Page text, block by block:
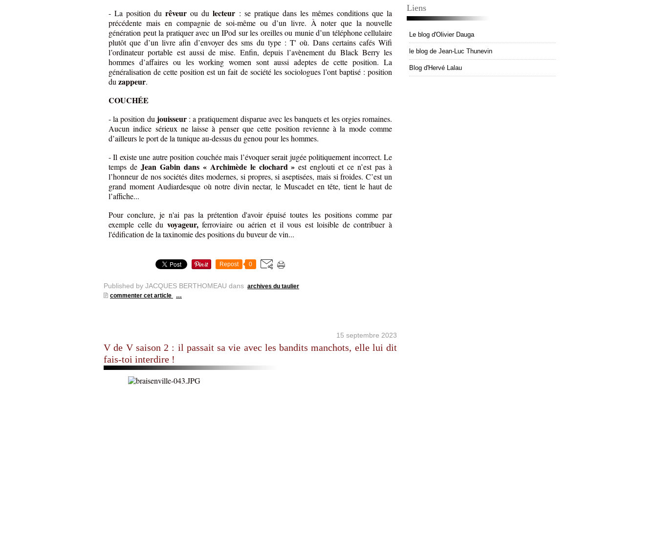
- La position durêveur ou dulecteur : se pratique dans les mêmes conditions que la
précédente mais en compagnie de soi-même ou d’un livre. À noter que la nouvelle
génération peut la pratiquer avec un IPod sur les oreilles ou munie d’un téléphone cellulaire
plutôt que d’un livre afin d’envoyer des sms du type : T' où. Dans certains cafés Wifi
l’ordinateur portable est aussi de mise. Enfin, depuis l’avènement du Black Berry les
hommes d’affaires ou les working women sont aussi adeptes de cette position. La
généralisation de cette position est un fait de société les sociologues l’ont baptisé : position
du zappeur.
COUCHÉE
- la position du jouisseur: a pratiquement disparue avec les banquets et les orgies romaines.
Aucun indice sérieux ne laisse à penser que cette position revienne à la mode comme
d’ailleurs le port de la tunique au-dessus du genou pour les hommes.
- Il existe une autre position couchée mais l’évoquer serait jugée politiquement incorrect. Le
temps de Jean Gabin dans « Archimède le clochard » est englouti et ce n’est pas à
l’honneur de nos sociétés dites modernes, si propres, si aseptisées, mais si froides. C’est un
grand moment Audiardesque où notre divin nectar, le Muscadet en tête, tient le haut de
l’affiche...
Pour conclure, je n'ai pas la prétention d'avoir épuisé toutes les positions comme par
exemple celle du voyageur,ferroviaire ou aérien et il vous est loisible de contribuer à
l'édification de la taxinomie des positions du buveur de vin...
Repost 0
Published by JACQUES BERTHOMEAU dans archives du taulier
commenter cet article
…
15 septembre 2023
V de V saison 2 : il passait sa vie avec les bandits manchots, elle lui dit
fais-toi interdire !
Liens
Le blog d'Olivier Dauga
le blog de Jean-Luc Thunevin
Blog d'Hervé Lalau